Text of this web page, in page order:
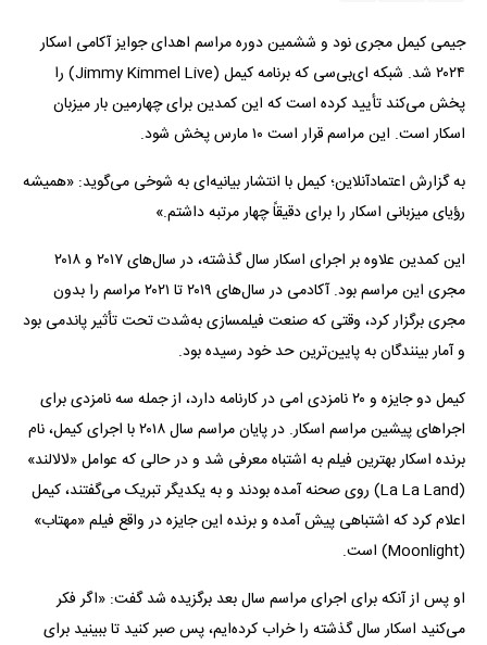
جیمی کیمل مجری نود و ششمین دوره مراسم اهدای جوایز آکامی اسکار
۲۰۲۴ شد. شبکه ای‌بی‌سی که برنامه کیمل (Jimmy Kimmel Live) را
پخش می‌کند تأیید کرده است که این کمدین برای چهارمین بار میزبان
اسکار است. این مراسم قرار است ۱۰ مارس پخش شود.
به گزارش اعتمادآنلاین؛ کیمل با انتشار بیانیه‌ای به شوخی می‌گوید: «همیشه
رؤیای میزبانی اسکار را برای دقیقاً چهار مرتبه داشتم.»
این کمدین علاوه بر اجرای اسکار سال گذشته، در سال‌های ۲۰۱۷ و ۲۰۱۸
مجری این مراسم بود. آکادمی در سال‌های ۲۰۱۹ تا ۲۰۲۱ مراسم را بدون
مجری برگزار کرد، وقتی که صنعت فیلمسازی به‌شدت تحت تأثیر پاندمی بود
و آمار بینندگان به پایین‌ترین حد خود رسیده بود.
کیمل دو جایزه و ۲۰ نامزدی امی در کارنامه دارد، از جمله سه نامزدی برای
اجرا‌های پیشین مراسم اسکار. در پایان مراسم سال ۲۰۱۸ با اجرای کیمل، نام
برنده اسکار بهترین فیلم به اشتباه معرفی شد و در حالی که عوامل «لالالند»
(La La Land) روی صحنه آمده بودند و به یکدیگر تبریک می‌گفتند، کیمل
اعلام کرد که اشتباهی پیش آمده و برنده این جایزه در واقع فیلم «مهتاب»
(Moonlight) است.
او پس از آنکه برای اجرای مراسم سال بعد برگزیده شد گفت: «اگر فکر
می‌کنید اسکار سال گذشته را خراب کرده‌ایم، پس صبر کنید تا ببینید برای